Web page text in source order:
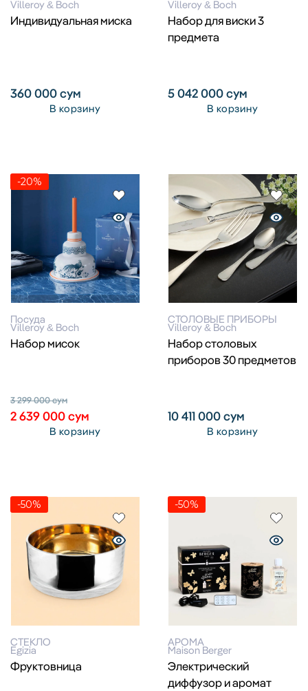
Villeroy & Boch
Индивидуальная миска
360 000сум
В корзину
Villeroy & Boch
Набор для виски 3
предмета
5 042 000сум
В корзину
-20%
Посуда
Villeroy & Boch
Набор мисок
3 299 000сум
2 639 000сум
В корзину
СТОЛОВЫЕ ПРИБОРЫ
Villeroy & Boch
Набор столовых
приборов 30 предметов
10 411 000сум
В корзину
-50%
СТЕКЛО
Egizia
Фруктовница
-50%
АРОМА
Maison Berger
Электрический
диффузор и аромат